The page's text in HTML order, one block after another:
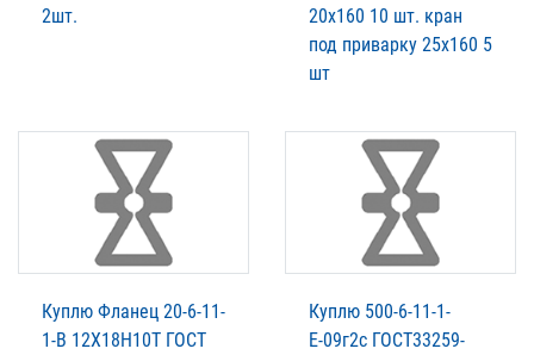
2шт.
20х160 10 шт. кран
под приварку 25х160 5
шт
Куплю Фланец 20-6-11-
1-В 12Х18Н10Т ГОСТ
Куплю 500-6-11-1-
Е-09г2с ГОСТ33259-